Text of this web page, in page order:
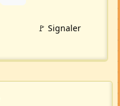
🚩 Signaler